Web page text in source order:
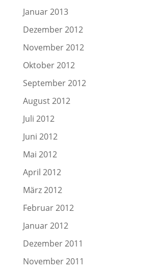
Januar 2013
Dezember 2012
November 2012
Oktober 2012
September 2012
August 2012
Juli 2012
Juni 2012
Mai 2012
April 2012
März 2012
Februar 2012
Januar 2012
Dezember 2011
November 2011